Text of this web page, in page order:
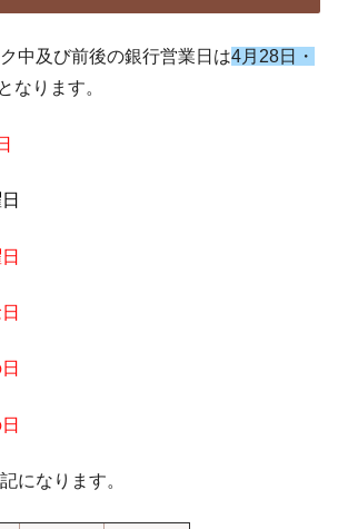
中及び前後の銀行営業日 は4月28日・
となります。
になります。